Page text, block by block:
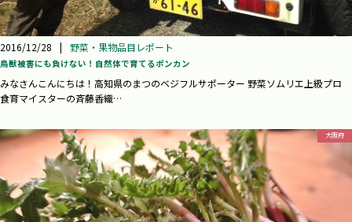
2016/12/28 | 野菜・果物品目レポート
鳥獣被害にも負けない！自然体で育てるポンカン
みなさんこんにちは！高知県のまつのベジフルサポーター 野菜ソムリエ上級プロ
食育マイスターの斉藤香織…
大阪府